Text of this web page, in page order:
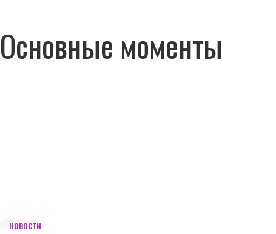
Основные моменты
НОВОСТИ